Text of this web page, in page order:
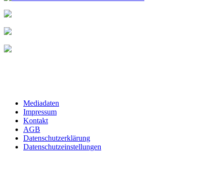
Mediadaten
Impressum
Kontakt
AGB
Datenschutzerklärung
Datenschutzeinstellungen